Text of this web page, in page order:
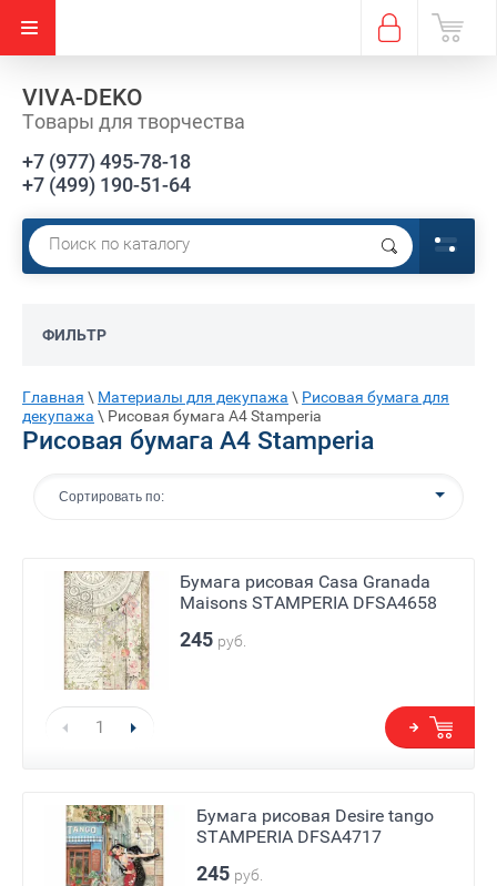
VIVA-DEKO
Товары для творчества
+7 (977) 495-78-18
+7 (499) 190-51-64
ФИЛЬТР
Главная \ Материалы для декупажа \ Рисовая бумага для
декупажа \ Рисовая бумага А4 Stamperia
Рисовая бумага А4 Stamperia
Сортировать по:
Бумага рисовая Casa Granada
Maisons STAMPERIA DFSA4658
245 руб.
Бумага рисовая Desire tango
STAMPERIA DFSA4717
245 руб.